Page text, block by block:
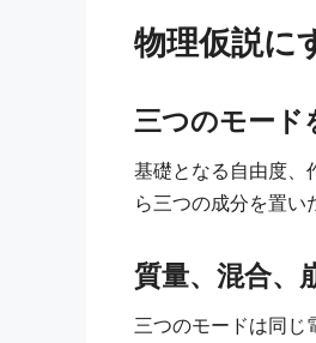
物理仮説に
三つのモード
基礎となる自由度、
ら三つの成分を置い
質量、混合、
三つのモードは同じ